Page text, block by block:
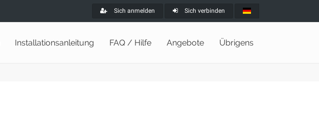
Sich anmelden Sich verbinden
Installationsanleitung FAQ / Hilfe Angebote Übrigens